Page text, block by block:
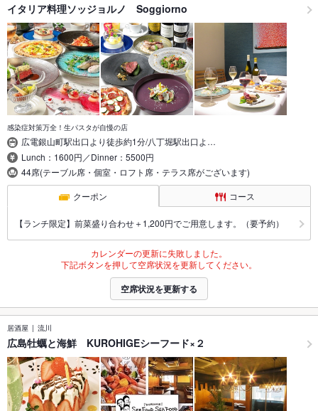
イタリア料理ソッジョルノ Soggiorno
感染症対策万全！生パスタが自慢の店
広電銀山町駅出口より徒歩約1分/八丁堀駅出口よ…
Lunch：1600円／Dinner：5500円
44席(テーブル席・個室・ロフト席・テラス席がございます)
クーポン コース
【ランチ限定】前菜盛り合わせ＋1,200円でご用意します。（要予約）
カレンダーの更新に失敗しました。
下記ボタンを押して空席状況を更新してください。
空席状況を更新する
居酒屋 流川
広島牡蠣と海鮮 KUROHIGEシーフード×２